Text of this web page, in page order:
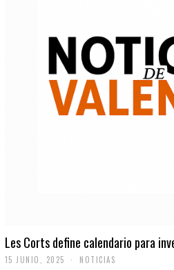
Les Corts define calendario para
15 JUNIO, 2025 NOTICIAS